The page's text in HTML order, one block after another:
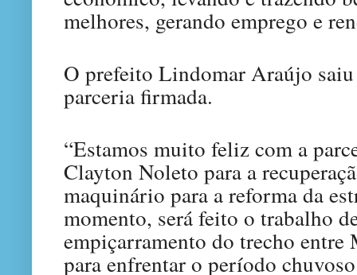
melhores, gerando emprego e
O prefeito Lindomar Araújo
parceria firmada.
“Estamos muito feliz com a
Clayton Noleto para a
maquinário para a reforma da
momento, será feito o trabalho
empiçarramento do trecho entre
para enfrentar o período